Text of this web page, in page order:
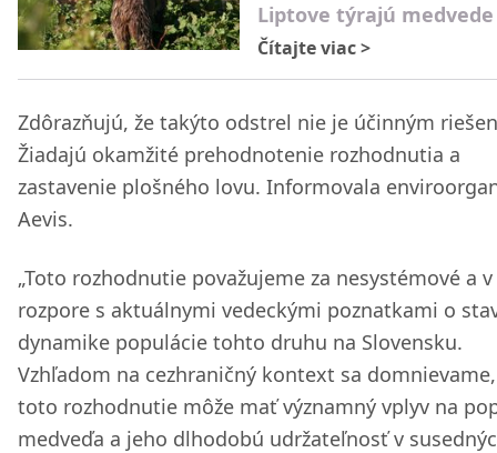
Liptove týrajú medvede
Čítajte viac>
Zdôrazňujú, že takýto odstrel nie je účinným
Žiadajú okamžité prehodnotenie rozhodnutia a
zastavenie plošného lovu. Informovala
Aevis.
„Toto rozhodnutie považujeme za nesystémové a v
rozpore s aktuálnymi vedeckými poznatkami o
dynamike populácie tohto druhu na Slovensku.
Vzhľadom na cezhraničný kontext sa
toto rozhodnutie môže mať významný vplyv na
medveďa a jeho dlhodobú udržateľnosť v